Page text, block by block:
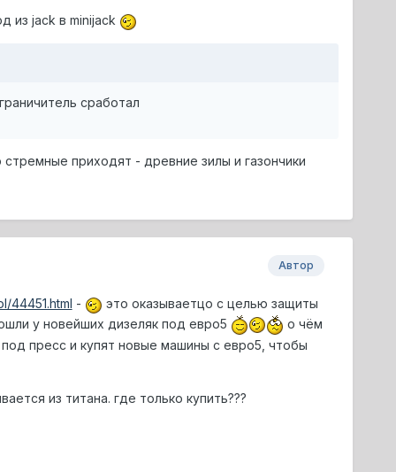
из jack в minijack
сработал
стремные приходят - древние зилы и газончики
Автор
44451.html -
это оказываетцо с целью защиты
у новейших дизеляк под евро5
о чём
пресс и купят новые машины с евро5, чтобы
из титана. где только купить???